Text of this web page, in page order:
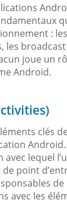
:
les
joue un
Android.
clés
avec lequel
point
de
avec les